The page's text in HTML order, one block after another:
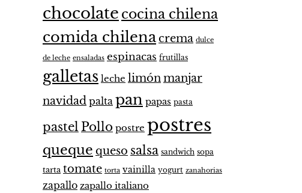
chocolate cocina chilena
comida chilenacrema dulce
de leche ensaladas espinacas frutillas
galletas leche limónmanjar
navidad palta pan papas pasta
pastel Pollo postre postres
queque queso salsa sandwich sopa
tarta tomate torta vainilla yogurt zanahorias
zapallo zapallo italiano